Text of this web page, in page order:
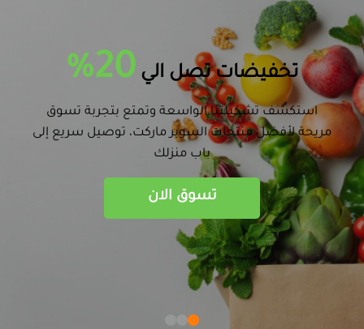
تخفيضات تصل الي 20%
استكشف تشكيلتنا الواسعة وتمتع بتجربة تسوق
مريحة لأفضل منتجات السوبر ماركت، توصيل سريع إلى
باب منزلك
تسوق الان